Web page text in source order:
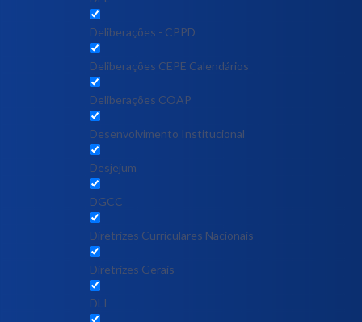
Deliberações - CPPD
Deliberações CEPE Calendários
Deliberações COAP
Desenvolvimento Institucional
Desjejum
DGCC
Diretrizes Curriculares Nacionais
Diretrizes Gerais
DLI